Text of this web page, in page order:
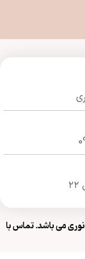
می باشد. تماس با